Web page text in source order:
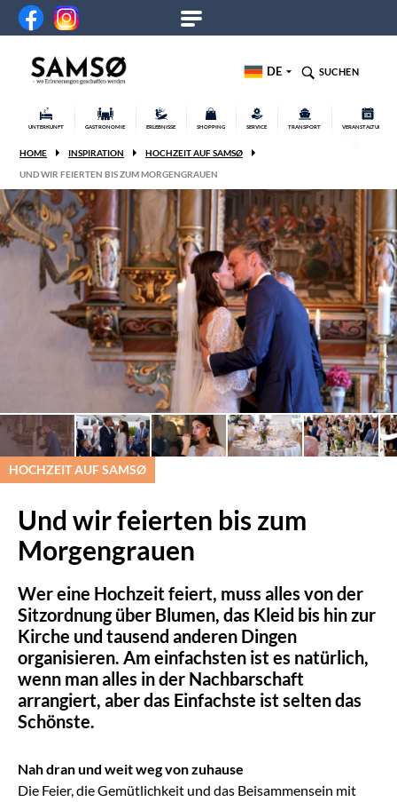
DE SUCHEN
UNTERKUNFT GASTRONOMIE ERLEBNISSE SHOPPING SERVICE TRANSPORT VERANSTALTUNGEN
HOME INSPIRATION
HOCHZEIT AUF SAMSØ
UND WIR FEIERTEN BIS ZUM MORGENGRAUEN
HOCHZEIT AUF SAMSØ
Und wir feierten bis zum
Morgengrauen
Wer eine Hochzeit feiert, muss alles von der
Sitzordnung über Blumen, das Kleid bis hin zur
Kirche und tausend anderen Dingen
organisieren. Am einfachsten ist es natürlich,
wenn man alles in der Nachbarschaft
arrangiert, aber das Einfachste ist selten das
Schönste.
Nah dran und weit weg von zuhause
Die Feier, die Gemütlichkeit und das Beisammensein mit